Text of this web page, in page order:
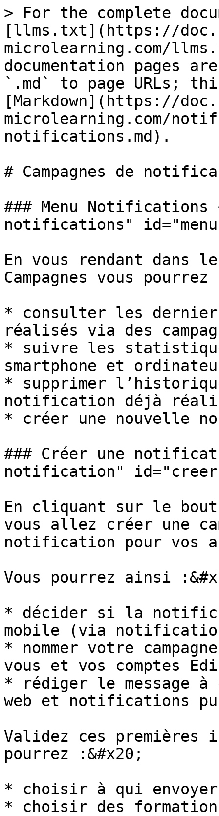
> For the complete
[llms.txt](https://
microlearning.com/
documentation pages
`.md` to page URLs;
[Markdown](https://
microlearning.com/
notifications.md).
# Campagnes de
### Menu Notifications
notifications"
En vous rendant dans
Campagnes vous
* consulter les
réalisés via des
* suivre les
smartphone et
* supprimer
notification déjà
* créer une nouvelle
### Créer une
notification"
En cliquant sur le
vous allez créer une
notification pour vos
Vous pourrez ainsi
* décider si la
mobile (via
* nommer votre
vous et vos comptes
* rédiger le message
web et notifications
Validez ces premières
pourrez :&#x20;
* choisir à qui
* choisir des